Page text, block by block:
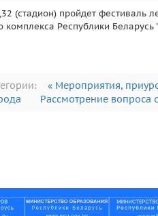
(стадион) пройдет фестиваль
комплекса Республики Беларусь
« Мероприятия,
Рассмотрение вопроса